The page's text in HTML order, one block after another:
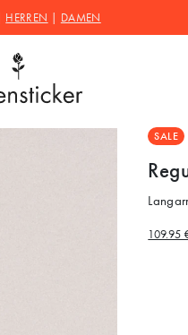
HERREN DAMEN
SALE
109.95